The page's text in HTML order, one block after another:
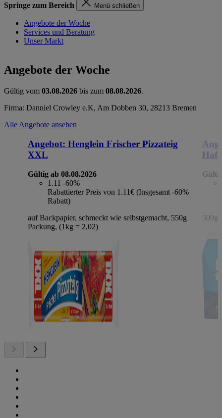
Springe zum Bereich Menü schließen
Angebote der Woche
Services und Beratung
Unser Markt
Angebote der Woche
Gültig vom 03.08.2026 bis zum 08.08.2026.
Firma: Danniel Crowley e.K, Am Dobben 30, 28213 Bremen
Alle Angebote ansehen
Angebot: Henglein Frischer Pizzateig
XXL
Gültig ab 08.08.2026
1.11 -60%
Rabattierter Preis von 1.11€ (Insgesamt -60%
Rabatt)
auf Backpapier, schmeckt wie selbstgemacht, 550g
Packung, (1kg = 2,02)
500g